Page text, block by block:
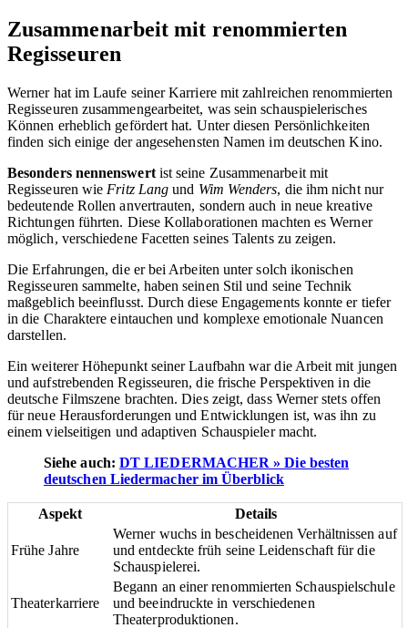
Zusammenarbeit mit renommierten
Regisseuren
Werner hat im Laufe seiner Karriere mit zahlreichen renommierten
Regisseuren zusammengearbeitet, was sein schauspielerisches
Können erheblich gefördert hat. Unter diesen Persönlichkeiten
finden sich einige der angesehensten Namen im deutschen Kino.
Besonders nennenswertist seine Zusammenarbeit mit
Regisseuren wie Fritz Lang und Wim Wenders, die ihm nicht nur
bedeutende Rollen anvertrauten, sondern auch in neue kreative
Richtungen führten. Diese Kollaborationen machten es Werner
möglich, verschiedene Facetten seines Talents zu zeigen.
Die Erfahrungen, die er bei Arbeiten unter solch ikonischen
Regisseuren sammelte, haben seinen Stil und seine Technik
maßgeblich beeinflusst. Durch diese Engagements konnte er tiefer
in die Charaktere eintauchen und komplexe emotionale Nuancen
darstellen.
Ein weiterer Höhepunkt seiner Laufbahn war die Arbeit mit jungen
und aufstrebenden Regisseuren, die frische Perspektiven in die
deutsche Filmszene brachten. Dies zeigt, dass Werner stets offen
für neue Herausforderungen und Entwicklungen ist, was ihn zu
einem vielseitigen und adaptiven Schauspieler macht.
Siehe auch: DT LIEDERMACHER » Die besten
deutschen Liedermacher im Überblick
Aspekt Details
Frühe Jahre
Werner wuchs in bescheidenen Verhältnissen auf
und entdeckte früh seine Leidenschaft für die
Schauspielerei.
Theaterkarriere
Begann an einer renommierten Schauspielschule
und beeindruckte in verschiedenen
Theaterproduktionen.